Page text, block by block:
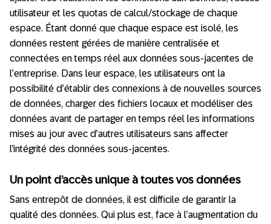
utilisateur et les quotas de calcul/stockage de chaque
espace. Étant donné que chaque espace est isolé, les
données restent gérées de manière centralisée et
connectées en temps réel aux données sous-jacentes de
l’entreprise. Dans leur espace, les utilisateurs ont la
possibilité d’établir des connexions à de nouvelles sources
de données, charger des fichiers locaux et modéliser des
données avant de partager en temps réel les informations
mises au jour avec d’autres utilisateurs sans affecter
l’intégrité des données sous-jacentes.
Un point d’accès unique à toutes vos données
Sans entrepôt de données, il est difficile de garantir la
qualité des données. Qui plus est, face à l’augmentation du